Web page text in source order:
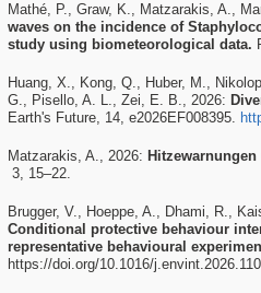
Mathé, P., Graw, K., Matzarakis, A.,
waves on the incidence of
study using biometeorological data.
Huang, X., Kong, Q., Huber, M.,
G., Pisello, A. L., Zei, E. B., 2026:
Earth's Future, 14, e2026EF008395.
Matzarakis, A., 2026:
3, 15–22.
Brugger, V., Hoeppe, A., Dhami, R.,
Conditional protective behaviour
representative behavioural
https://doi.org/10.1016/